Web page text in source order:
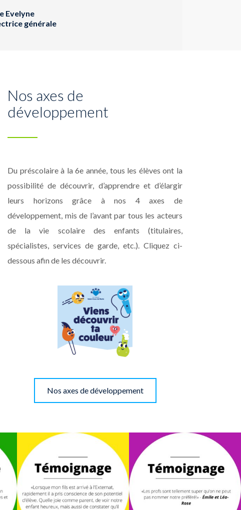
Evelyne
générale
Nos axes de
développement
Du préscolaire à la 6e année, tous les élèves ont la
possibilité de découvrir, d’apprendre et d’élargir
leurs horizons grâce à nos 4 axes de
développement, mis de l’avant par tous les acteurs
de la vie scolaire des enfants (titulaires,
spécialistes, services de garde, etc.). Cliquez ci-
dessous afin de les découvrir.
Nos axes de développement